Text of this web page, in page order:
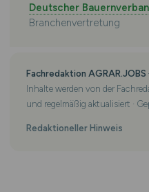
Deutscher
Branchenvertretung
Fachredaktion AGRAR.JOBS
Inhalte werden von der
und regelmäßig aktualisiert ·
Redaktioneller Hinweis